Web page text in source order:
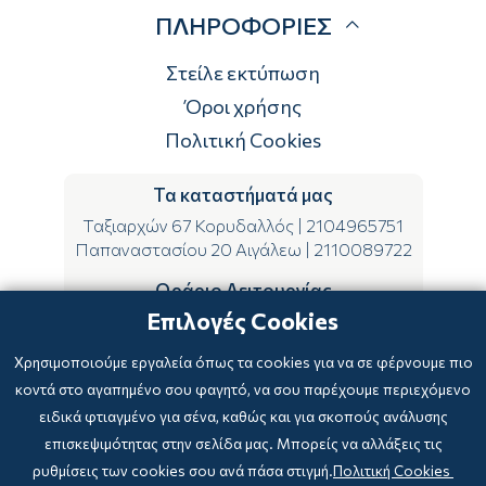
Τρόποι αποστολής
Τρόποι πληρωμής
Επιστροφές
ΠΛΗΡΟΦΟΡΙΕΣ
Στείλε εκτύπωση
Όροι χρήσης
Πολιτική Cookies
Τα καταστήματά μας
Ταξιαρχών 67 Κορυδαλλός
2104965751
Παπαναστασίου 20 Αιγάλεω
2110089722
Ωράριο Λειτουργίας
ΔΕ-ΤΕ-ΣΑ 09:00-15:00
Επιλογές Cookies
Χρησιμοποιούμε εργαλεία όπως τα cookies για να σε φέρνουμε πιο
κοντά στο αγαπημένο σου φαγητό, να σου παρέχουμε περιεχόμενο
ειδικά φτιαγμένο για σένα, καθώς και για σκοπούς ανάλυσης
επισκεψιμότητας στην σελίδα μας. Μπορείς να αλλάξεις τις
ρυθμίσεις των cookies σου ανά πάσα στιγμή.Πολιτική Cookies